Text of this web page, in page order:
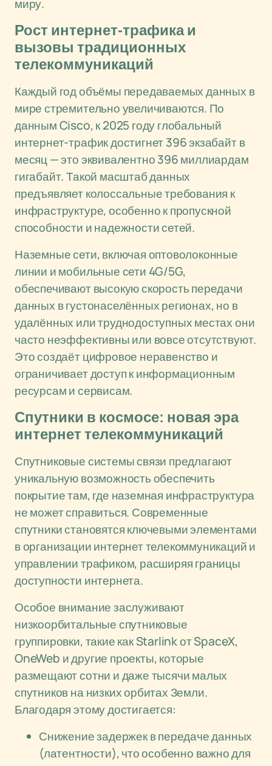
миру.
Рост интернет-трафика и
вызовы традиционных
телекоммуникаций
Каждый год объёмы передаваемых данных в
мире стремительно увеличиваются. По
данным Cisco, к 2025 году глобальный
интернет-трафик достигнет 396 экзабайт в
месяц — это эквивалентно 396 миллиардам
гигабайт. Такой масштаб данных
предъявляет колоссальные требования к
инфраструктуре, особенно к пропускной
способности и надежности сетей.
Наземные сети, включая оптоволоконные
линии и мобильные сети 4G/5G,
обеспечивают высокую скорость передачи
данных в густонаселённых регионах, но в
удалённых или труднодоступных местах они
часто неэффективны или вовсе отсутствуют.
Это создаёт цифровое неравенство и
ограничивает доступ к информационным
ресурсам и сервисам.
Спутники в космосе: новая эра
интернет телекоммуникаций
Спутниковые системы связи предлагают
уникальную возможность обеспечить
покрытие там, где наземная инфраструктура
не может справиться. Современные
спутники становятся ключевыми элементами
в организации интернет телекоммуникаций и
управлении трафиком, расширяя границы
доступности интернета.
Особое внимание заслуживают
низкоорбитальные спутниковые
группировки, такие как Starlink от SpaceX,
OneWeb и другие проекты, которые
размещают сотни и даже тысячи малых
спутников на низких орбитах Земли.
Благодаря этому достигается:
Снижение задержек в передаче данных
(латентности), что особенно важно для